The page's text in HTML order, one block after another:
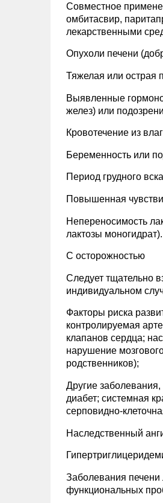
Совместное
омбитасвир,
лекарственными
Опухоли печени
Тяжелая или острая
Выявленные
желез) или
Кровотечение из
Беременность или
Период грудного
Повышенная
Непереносимость
лактозы моногидрат).
С осторожностью
Следует тщательно
индивидуальном
Факторы риска
контролируемая
клапанов сердца;
нарушение
родственников);
Другие
диабет; системная
серповидно-
Наследственный
Заболевания печени
функциональных